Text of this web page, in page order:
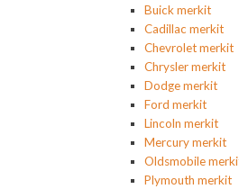
Buick merkit
Cadillac merkit
Chevrolet merkit
Chrysler merkit
Dodge merkit
Ford merkit
Lincoln merkit
Mercury merkit
Oldsmobile
Plymouth merkit